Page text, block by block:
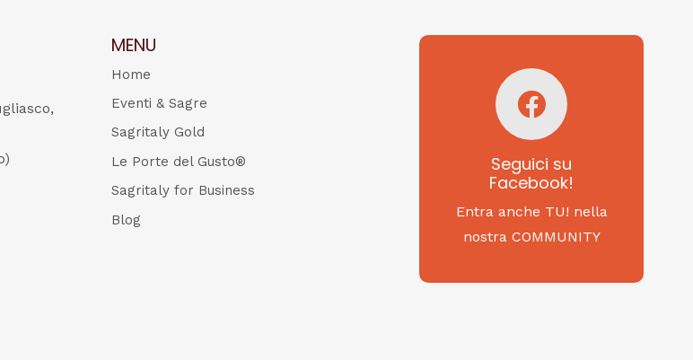
MENU
Home
Eventi & Sagre
Sagritaly Gold
Le Porte del Gusto®
Sagritaly for Business
Blog
Seguici su
Facebook!
Entra anche TU! nella
nostra COMMUNITY
Seguici su
Facebook!
SAGRITALY
Feste, cibi e tradizioni
da Nord a Sud...